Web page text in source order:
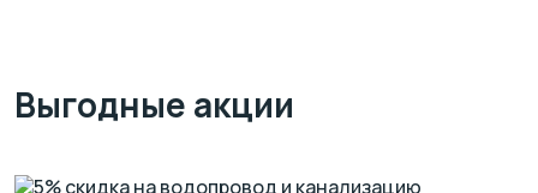
Выгодные акции